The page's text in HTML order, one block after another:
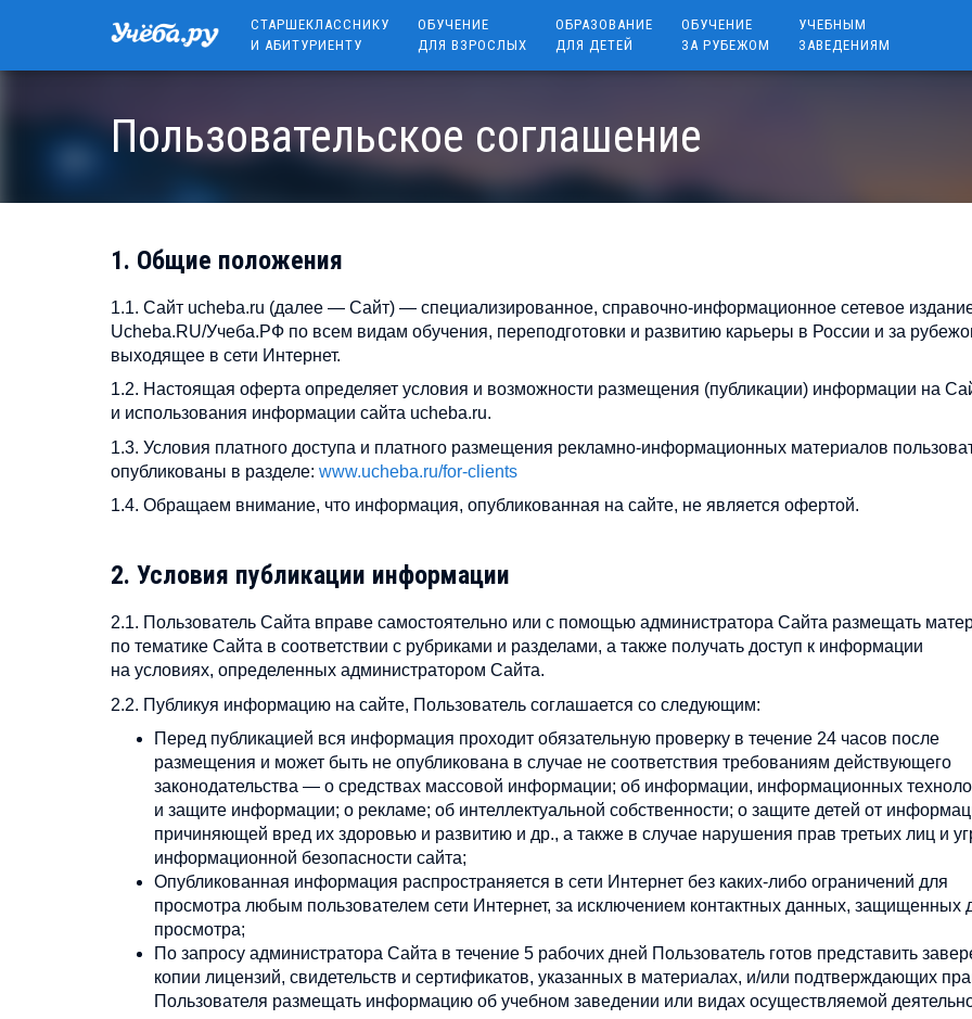
СТАРШЕКЛАССНИКУ
И АБИТУРИЕНТУ
ОБУЧЕНИЕ
ДЛЯ ВЗРОСЛЫХ
ОБРАЗОВАНИЕ
ДЛЯ ДЕТЕЙ
ОБУЧЕНИЕ
ЗА РУБЕЖОМ
УЧЕБНЫМ
ЗАВЕДЕНИЯМ
Пользовательское соглашение
1. Общие положения
1.1. Сайт ucheba.ru (далее — Сайт) — специализированное, справочно-информационное сетевое
Uchеba.RU/Учеба.РФ по всем видам обучения, переподготовки и развитию карьеры в России и за
выходящее в сети Интернет.
1.2. Настоящая оферта определяет условия и возможности размещения (публикации) информации на
и использования информации сайта ucheba.ru.
1.3. Условия платного доступа и платного размещения рекламно-информационных материалов
опубликованы в разделе: www.ucheba.ru/for-clients
1.4. Обращаем внимание, что информация, опубликованная на сайте, не является офертой.
2. Условия публикации информации
2.1. Пользователь Сайта вправе самостоятельно или с помощью администратора Сайта размещать
по тематике Сайта в соответствии с рубриками и разделами, а также получать доступ к информации
на условиях, определенных администратором Сайта.
2.2. Публикуя информацию на сайте, Пользователь соглашается со следующим:
Перед публикацией вся информация проходит обязательную проверку в течение 24 часов после
размещения и может быть не опубликована в случае не соответствия требованиям действующего
законодательства — о средствах массовой информации; об информации, информационных
и защите информации; о рекламе; об интеллектуальной собственности; о защите детей от
причиняющей вред их здоровью и развитию и др., а также в случае нарушения прав третьих лиц и
информационной безопасности сайта;
Опубликованная информация распространяется в сети Интернет без каких-либо ограничений для
просмотра любым пользователем сети Интернет, за исключением контактных данных, защищенных
просмотра;
По запросу администратора Сайта в течение 5 рабочих дней Пользователь готов представить
копии лицензий, свидетельств и сертификатов, указанных в материалах, и/или подтверждающих
Пользователя размещать информацию об учебном заведении или видах осуществляемой